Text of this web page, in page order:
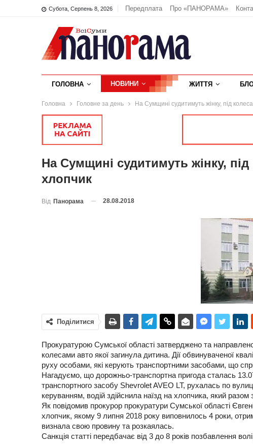
Субота, Серпень 8, 2026 Передплата Про «ПАНОРАМА»
ГОЛОВНА НОВИНИ ЖИТТЯ
Головна Головне за день На Сумщині судитимуть жінку, під
На Сумщині судитимуть жінку, під
хлопчик
Від Панорама 28.08.2018
Поділитися
Прокуратурою Сумської області затверджено та
колесами авто якої загинула дитина. Дії обвинуваченої
руху особами, які керують транспортними засобами, що
Нагадуємо, що дорожньо-транспортна пригода сталась
транспортного засобу Shevrolet AVEO LT, рухалась по
керуванням, водій здійснила наїзд на хлопчика, який
Як повідомив прокурор прокуратури Сумської області
хлопчик, якому 9 липня 2018 року виповнилось 4 роки,
визнала свою провину та розкаялась.
Санкція статті передбачає від 3 до 8 років позбавлення